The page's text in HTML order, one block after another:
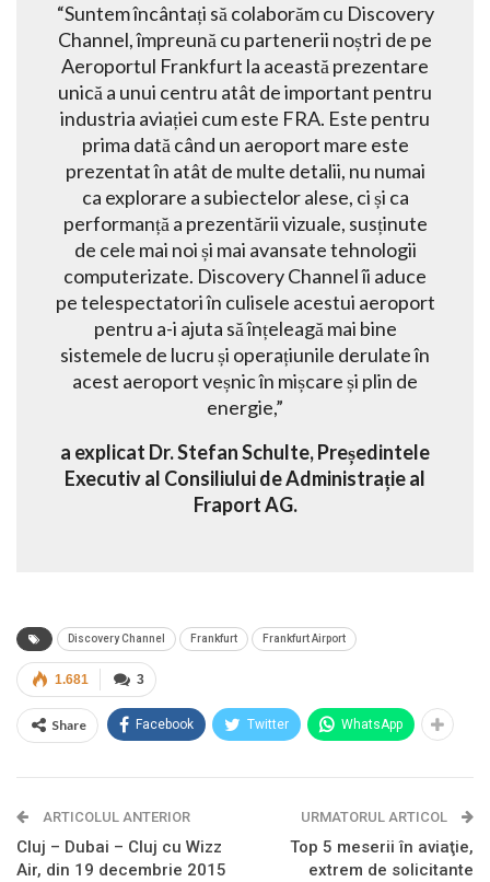
“Suntem încântați să colaborăm cu Discovery
Channel, împreună cu partenerii noștri de pe
Aeroportul Frankfurt la această prezentare
unică a unui centru atât de important pentru
industria aviației cum este FRA. Este pentru
prima dată când un aeroport mare este
prezentat în atât de multe detalii, nu numai
ca explorare a subiectelor alese, ci și ca
performanță a prezentării vizuale, susținute
de cele mai noi și mai avansate tehnologii
computerizate. Discovery Channel îi aduce
pe telespectatori în culisele acestui aeroport
pentru a-i ajuta să înțeleagă mai bine
sistemele de lucru și operațiunile derulate în
acest aeroport veșnic în mișcare și plin de
energie,”
a explicat Dr. Stefan Schulte, Președintele
Executiv al Consiliului de Administrație al
Fraport AG.
Discovery Channel Frankfurt Frankfurt Airport
3
1.681
Share Facebook Twitter WhatsApp
ARTICOLUL ANTERIOR
Cluj – Dubai – Cluj cu Wizz
Air, din 19 decembrie 2015
URMATORUL ARTICOL
Top 5 meserii în aviaţie,
extrem de solicitante